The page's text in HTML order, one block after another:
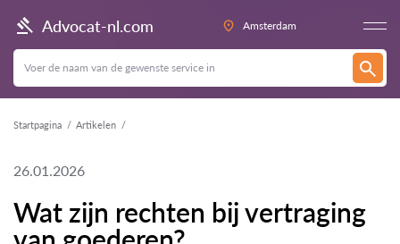
Advocat-nl.com Amsterdam
Startpagina Artikelen
26.01.2026
Wat zijn rechten bij vertraging